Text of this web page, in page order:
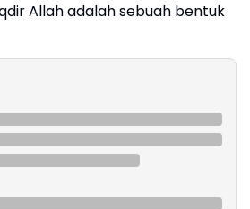
Allah adalah sebuah bentuk